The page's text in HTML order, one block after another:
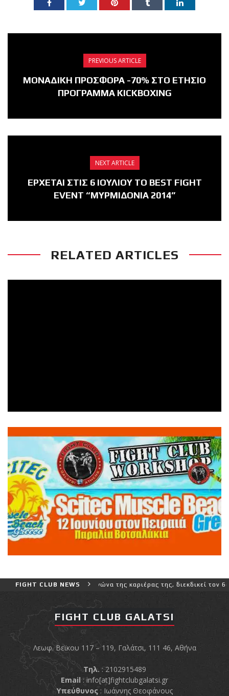
PREVIOUS ARTICLE
ΜΟΝΑΔΙΚΗ ΠΡΟΣΦΟΡΑ -70% ΣΤΟ ΕΤΗΣΙΟ
ΠΡΟΓΡΑΜΜΑ KICKBOXING
NEXT ARTICLE
ΕΡΧΕΤΑΙ ΣΤΙΣ 6 ΙΟΥΛΙΟΥ ΤΟ BEST FIGHT
EVENT “ΜΥΡΜΙΔΟΝΙΑ 2014”
RELATED ARTICLES
FIGHT CLUB NEWS
και πιο δύσκολο αγώνα της καριέρας της, διεκδικεί τον 6ο
FIGHT CLUB GALATSI
Λεωφ. Βεϊκου 117 – 119, Γαλάτσι, 111 46, Αθήνα
Τηλ. : 2102915489
Email :info[at]fightclubgalatsi.gr
Υπεύθυνος: Ιωάννης Θεοφάνους